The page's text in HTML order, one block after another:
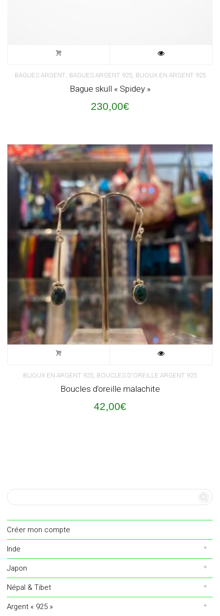
BAGUES ARGENT, BAGUES ARGENT 925, BIJOUX EN ARGENT 925
Bague skull « Spidey »
230,00€
BIJOUX EN ARGENT 925, BOUCLES D'OREILLE ARGENT 925
Boucles d’oreille malachite
42,00€
Créer mon compte
Inde
Japon
Népal & Tibet
Argent « 925 »